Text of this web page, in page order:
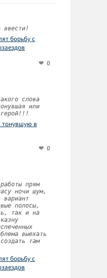
ввести!
борьбу с
0
слова
или
тонувшую в
0
прям
ночи шум,
полосы,
так и на
выехать
там
борьбу с